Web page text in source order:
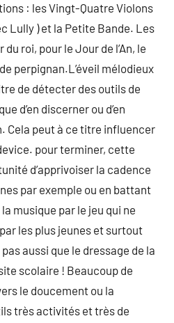
: les Vingt-Quatre Violons
Lully ) et la Petite Bande. Les
roi, pour le Jour de l’An, le
perpignan.L’éveil mélodieux
de détecter des outils de
d’en discerner ou d’en
Cela peut à ce titre influencer
pour terminer, cette
d’apprivoiser la cadence
par exemple ou en battant
la musique par le jeu qui ne
les plus jeunes et surtout
aussi que le dressage de la
scolaire ! Beaucoup de
le doucement ou la
très activités et très de